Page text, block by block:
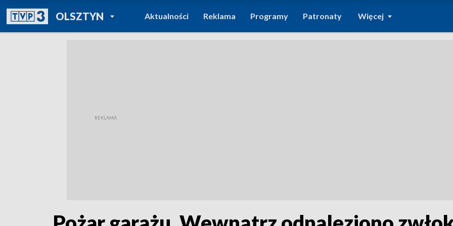
OLSZTYNPOWRÓT DO
TVP REGIONY
Aktualności Reklama Programy Patronaty Więcej